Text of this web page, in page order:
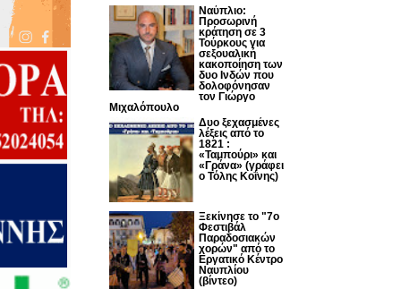
Ναύπλιο:
Προσωρινή
κράτηση σε 3
Τούρκους για
σεξουαλική
κακοποίηση των
δυο Ινδών που
δολοφόνησαν
τον Γιώργο
Μιχαλόπουλο
Δυο ξεχασμένες
λέξεις από το
1821 :
«Ταμπούρι» και
«Γράνα» (γράφει
ο Τόλης Κοΐνης)
Ξεκίνησε το "7ο
Φεστιβάλ
Παραδοσιακών
χορών" από το
Εργατικό Κέντρο
Ναυπλίου
(βίντεο)